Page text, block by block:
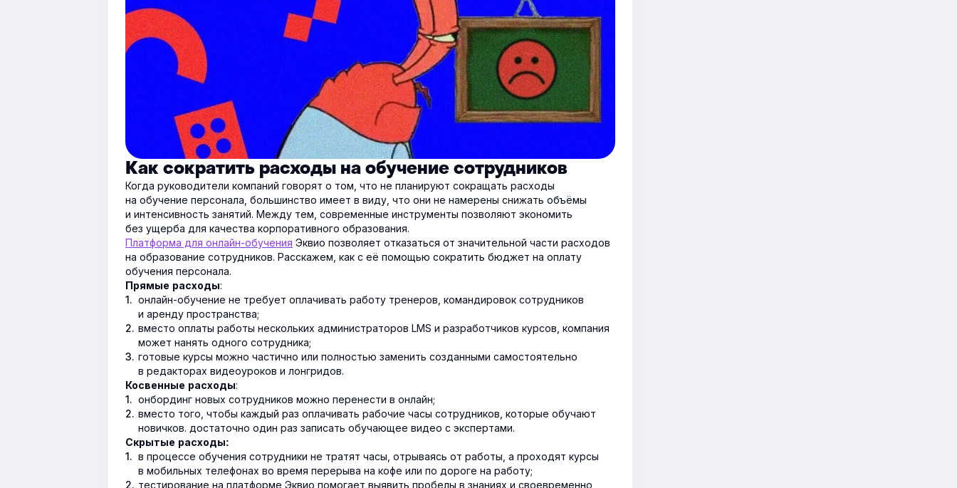
Как сократить расходы на обучение сотрудников
Когда руководители компаний говорят о том, что не планируют сокращать расходы
на обучение персонала, большинство имеет в виду, что они не намерены снижать объёмы
и интенсивность занятий. Между тем, современные инструменты позволяют экономить
без ущерба для качества корпоративного образования.
Платформа для онлайн-обучения Эквио позволяет отказаться от значительной части расходов
на образование сотрудников. Расскажем, как с её помощью сократить бюджет на оплату
обучения персонала.
Прямые расходы:
онлайн-обучение не требует оплачивать работу тренеров, командировок сотрудников
и аренду пространства;
вместо оплаты работы нескольких администраторов LMS и разработчиков курсов, компания
может нанять одного сотрудника;
готовые курсы можно частично или полностью заменить созданными самостоятельно
в редакторах видеоуроков и лонгридов.
Косвенные расходы:
онбординг новых сотрудников можно перенести в онлайн;
вместо того, чтобы каждый раз оплачивать рабочие часы сотрудников, которые обучают
новичков. достаточно один раз записать обучающее видео с экспертами.
Скрытые расходы:
в процессе обучения сотрудники не тратят часы, отрываясь от работы, а проходят курсы
в мобильных телефонах во время перерыва на кофе или по дороге на работу;
тестирование на платформе Эквио помогает выявить пробелы в знаниях и своевременно